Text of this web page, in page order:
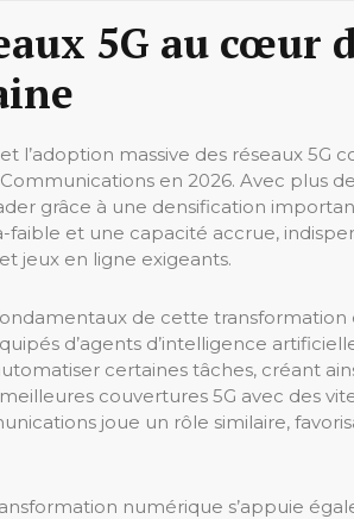
5G au
l’adoption massive des réseaux
en 2026. Avec plus
grâce à une densification
faible et une capacité accrue,
jeux en ligne exigeants.
de cette transformation
d’agents d’intelligence
certaines tâches, créant
couvertures 5G avec des
joue un rôle similaire,
numérique s’appuie